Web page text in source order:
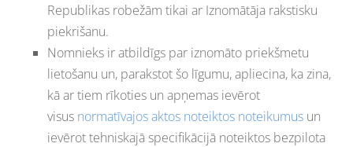
Republikas robežām tikai ar Iznomātāja rakstisku
piekrišanu.
Nomnieks ir atbildīgs par iznomāto priekšmetu
lietošanu un, parakstot šo līgumu, apliecina, ka zina,
kā ar tiem rīkoties un apņemas ievērot
visus normatīvajos aktos noteiktos noteikumus un
ievērot tehniskajā specifikācijā noteiktos bezpilota